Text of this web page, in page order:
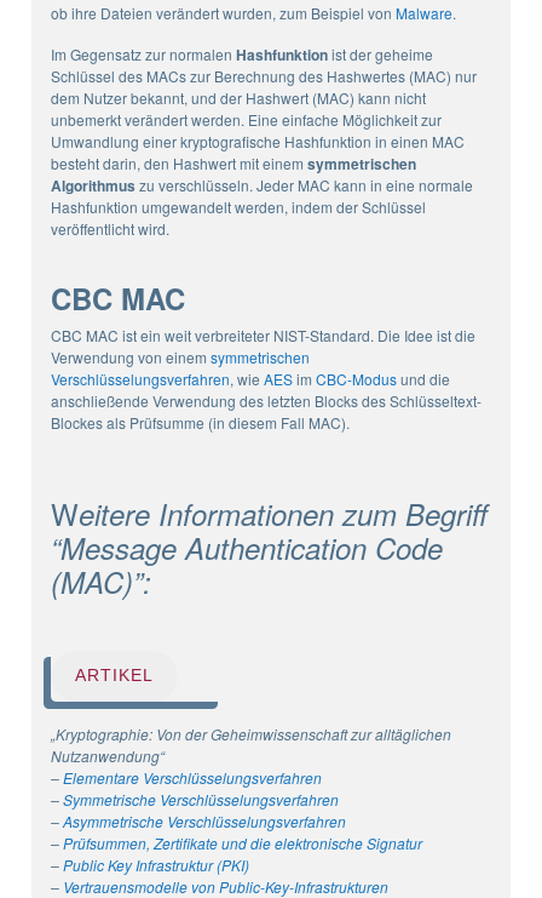
ob ihre Dateien verändert wurden, zum Beispiel von Malware.
Im Gegensatz zur normalen Hashfunktionist der geheime
Schlüssel des MACs zur Berechnung des Hashwertes (MAC) nur
dem Nutzer bekannt, und der Hashwert (MAC) kann nicht
unbemerkt verändert werden. Eine einfache Möglichkeit zur
Umwandlung einer kryptografische Hashfunktion in einen MAC
besteht darin, den Hashwert mit einem symmetrischen
Algorithmus zu verschlüsseln. Jeder MAC kann in eine normale
Hashfunktion umgewandelt werden, indem der Schlüssel
veröffentlicht wird.
CBC MAC
CBC MAC ist ein weit verbreiteter NIST-Standard. Die Idee ist die
Verwendung von einem symmetrischen
Verschlüsselungsverfahren, wie AESim CBC-Modusund die
anschließende Verwendung des letzten Blocks des Schlüsseltext-
Blockes als Prüfsumme (in diesem Fall MAC).
Weitere Informationen zum Begriff
“Message Authentication Code
(MAC)”:
ARTIKEL
„Kryptographie: Von der Geheimwissenschaft zur alltäglichen
Nutzanwendung“
–Elementare Verschlüsselungsverfahren
–Symmetrische Verschlüsselungsverfahren
–Asymmetrische Verschlüsselungsverfahren
–Prüfsummen, Zertifikate und die elektronische Signatur
–Public Key Infrastruktur (PKI)
– Vertrauensmodelle von Public-Key-Infrastrukturen